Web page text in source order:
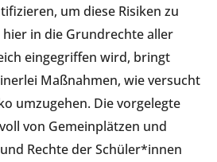
um diese Risiken zu
in die Grundrechte aller
eingegriffen wird, bringt
Maßnahmen, wie versucht
umzugehen. Die vorgelegte
von Gemeinplätzen und
Rechte der Schüler*innen